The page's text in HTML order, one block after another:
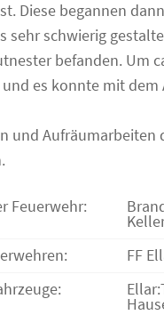
Diese begannen
sehr schwierig
befanden. Um
es konnte mit
und
Feuerwehr:
FF